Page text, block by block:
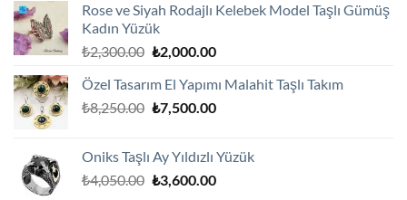
Rose ve Siyah Rodajlı Kelebek Model Taşlı Gümüş
Kadın Yüzük
₺2,300.00 Orijinal
₺2,300.00.
₺2,000.00Şu
fiyat:
₺2,000.00.
Özel Tasarım El Yapımı Malahit Taşlı Takım
₺8,250.00 Orijinal
₺7,500.00Şu
₺7,500.00.
Oniks Taşlı Ay Yıldızlı Yüzük
₺4,050.00 Orijinal
₺3,600.00Şu